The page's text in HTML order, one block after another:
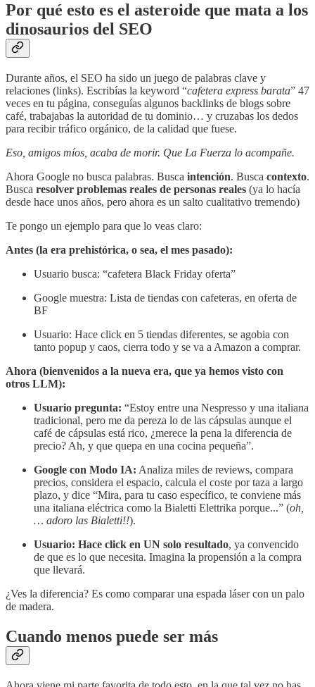
Por qué esto es el asteroide que mata a los
dinosaurios del SEO
Durante años, el SEO ha sido un juego de palabras clave y
relaciones (links). Escribías la keyword “cafetera express barata” 47
veces en tu página, conseguías algunos backlinks de blogs sobre
café, trabajabas la autoridad de tu dominio… y cruzabas los dedos
para recibir tráfico orgánico, de la calidad que fuese.
Eso, amigos míos, acaba de morir. Que La Fuerza lo acompañe.
Ahora Google no busca palabras. Busca intención. Busca contexto.
Busca resolver problemas reales de personas reales (ya lo hacía
desde hace unos años, pero ahora es un salto cualitativo tremendo)
Te pongo un ejemplo para que lo veas claro:
Antes (la era prehistórica, o sea, el mes pasado):
Usuario busca: “cafetera Black Friday oferta”
Google muestra: Lista de tiendas con cafeteras, en oferta de
BF
Usuario: Hace click en 5 tiendas diferentes, se agobia con
tanto popup y caos, cierra todo y se va a Amazon a comprar.
Ahora (bienvenidos a la nueva era, que ya hemos visto con
otros LLM):
Usuario pregunta: “Estoy entre una Nespresso y una italiana
tradicional, pero me da pereza lo de las cápsulas aunque el
café de cápsulas está rico, ¿merece la pena la diferencia de
precio? Ah, y que quepa en una cocina pequeña”.
Google con Modo IA: Analiza miles de reviews, compara
precios, considera el espacio, calcula el coste por taza a largo
plazo, y dice “Mira, para tu caso específico, te conviene más
una italiana eléctrica como la Bialetti Elettrika porque...” (oh,
… adoro las Bialetti!!).
Usuario: Hace click en UN solo resultado, ya convencido
de que es lo que necesita. Imagina la propensión a la compra
que llevará.
¿Ves la diferencia? Es como comparar una espada láser con un palo
de madera.
Cuando menos puede ser más